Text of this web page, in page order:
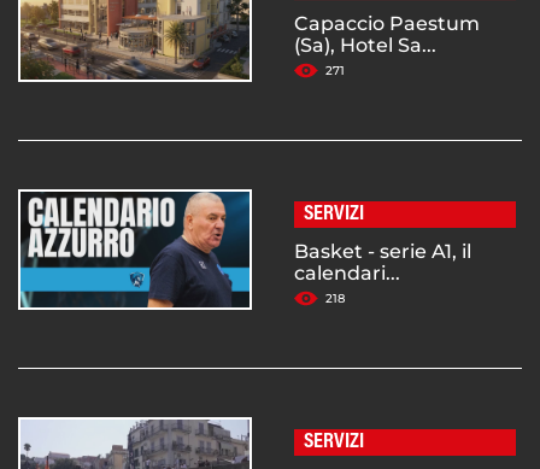
Capaccio Paestum
(Sa), Hotel Sa...
271
SERVIZI
Basket - serie A1, il
calendari...
218
SERVIZI